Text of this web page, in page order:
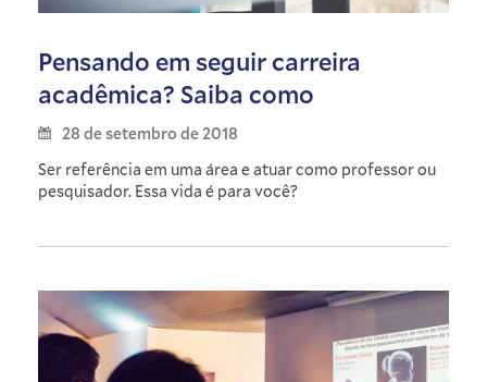
Pensando em seguir carreira
acadêmica? Saiba como
28 de setembro de 2018
Ser referência em uma área e atuar como professor ou
pesquisador. Essa vida é para você?